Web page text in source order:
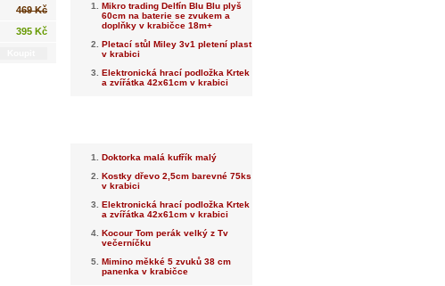
469 Kč
395 Kč
Mikro trading Delfín Blu Blu plyš
60cm na baterie se zvukem a
doplňky v krabičce 18m+
Pletací stůl Miley 3v1 pletení plast
v krabici
Elektronická hrací podložka Krtek
a zvířátka 42x61cm v krabici
Doktorka malá kufřík malý
Kostky dřevo 2,5cm barevné 75ks
v krabici
Elektronická hrací podložka Krtek
a zvířátka 42x61cm v krabici
Kocour Tom perák velký z Tv
večerníčku
Mimino měkké 5 zvuků 38 cm
panenka v krabičce